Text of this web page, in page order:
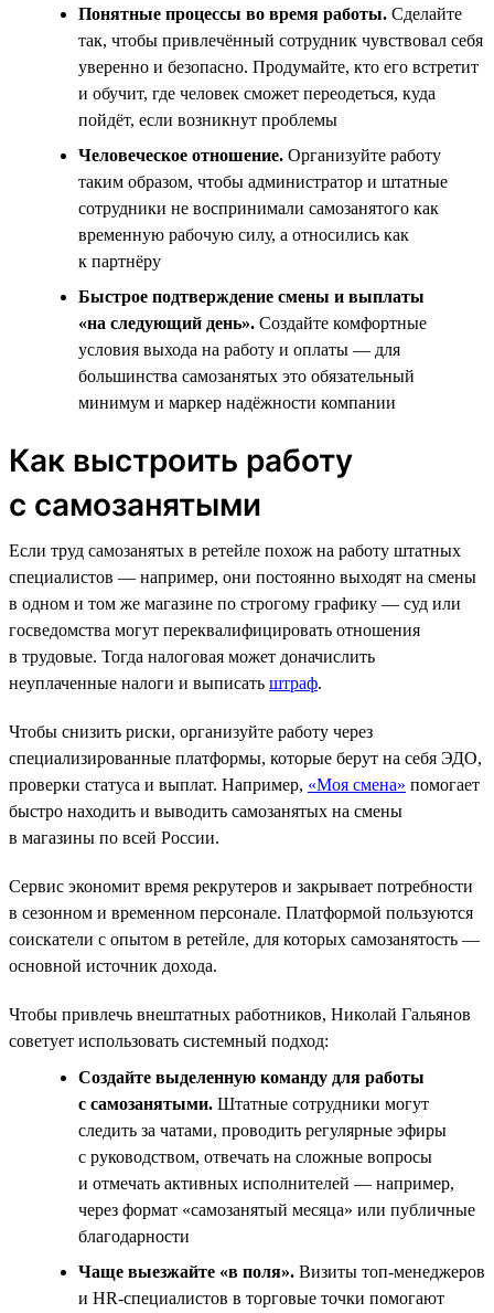
Понятные процессы во время работы. Сделайте
так, чтобы привлечённый сотрудник чувствовал себя
уверенно и безопасно. Продумайте, кто его встретит
и обучит, где человек сможет переодеться, куда
пойдёт, если возникнут проблемы
Человеческое отношение. Организуйте работу
таким образом, чтобы администратор и штатные
сотрудники не воспринимали самозанятого как
временную рабочую силу, а относились как
к партнёру
Быстрое подтверждение смены и выплаты
«на следующий день». Создайте комфортные
условия выхода на работу и оплаты — для
большинства самозанятых это обязательный
минимум и маркер надёжности компании
Как выстроить работу
с самозанятыми
Если труд самозанятых в ретейле похож на работу штатных
специалистов — например, они постоянно выходят на смены
в одном и том же магазине по строгому графику — суд или
госведомства могут переквалифицировать отношения
в трудовые. Тогда налоговая может доначислить
неуплаченные налоги и выписать штраф.
Чтобы снизить риски, организуйте работу через
специализированные платформы, которые берут на себя ЭДО,
проверки статуса и выплат. Например, «Моя смена» помогает
быстро находить и выводить самозанятых на смены
в магазины по всей России.
Сервис экономит время рекрутеров и закрывает потребности
в сезонном и временном персонале. Платформой пользуются
соискатели с опытом в ретейле, для которых самозанятость —
основной источник дохода.
Чтобы привлечь внештатных работников, Николай Гальянов
советует использовать системный подход:
Создайте выделенную команду для работы
с самозанятыми. Штатные сотрудники могут
следить за чатами, проводить регулярные эфиры
с руководством, отвечать на сложные вопросы
и отмечать активных исполнителей — например,
через формат «самозанятый месяца» или публичные
благодарности
Чаще выезжайте «в поля». Визиты топ‑менеджеров
и HR‑специалистов в торговые точки помогают